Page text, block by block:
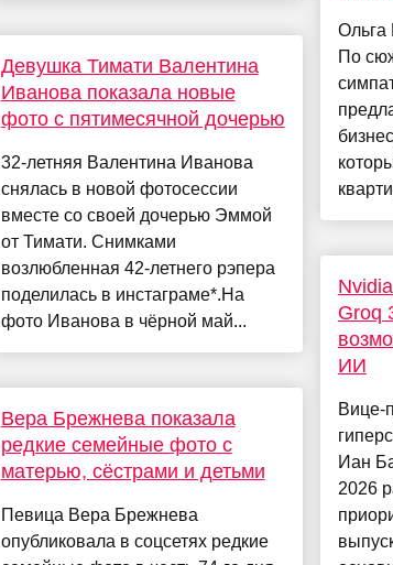
Девушка Тимати Валентина
Иванова показала новые
фото с пятимесячной дочерью
32-летняя Валентина Иванова
снялась в новой фотосессии
вместе со своей дочерью Эммой
от Тимати. Снимками
возлюбленная 42-летнего рэпера
поделилась в инстаграме*.На
фото Иванова в чёрной май...
Вера Брежнева показала
редкие семейные фото с
матерью, сёстрами и детьми
Певица Вера Брежнева
опубликовала в соцсетях редкие
Ольга
По
Groq
ИИ
Вице-
Иан
2026